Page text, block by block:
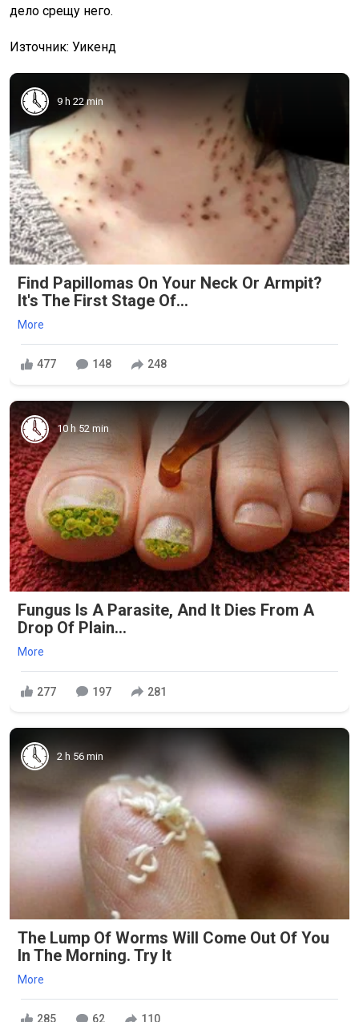
дело срещу него.
Източник: Уикенд
9 h 22 min
Find Papillomas On Your Neck Or Armpit?
It's The First Stage Of...
More
477 148 248
10 h 52 min
Fungus Is A Parasite, And It Dies From A
Drop Of Plain...
More
277 197 281
2 h 56 min
The Lump Of Worms Will Come Out Of You
In The Morning. Try It
More
285 62 110